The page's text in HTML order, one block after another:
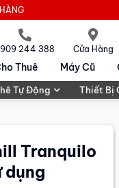
244 388 Cửa Hàng
Thuê Máy Cũ
Tự Động Thiết Bị
Tranquilo
dụng